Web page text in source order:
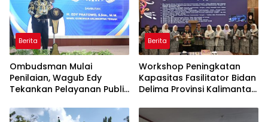
Berita
Ombudsman Mulai
Penilaian, Wagub Edy
Tekankan Pelayanan Publik
Berita
Workshop Peningkatan
Kapasitas Fasilitator Bidan
Delima Provinsi Kalimantan